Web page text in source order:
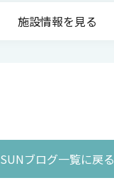
施設情報を見る
SUNブログ一覧に戻る